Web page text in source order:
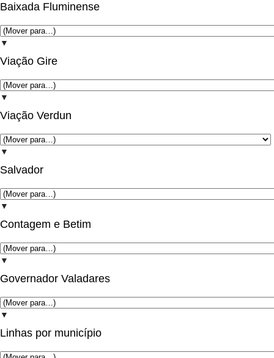
Baixada Fluminense
▼
Viação Gire
▼
Viação Verdun
▼
Salvador
▼
Contagem e Betim
▼
Governador Valadares
▼
Linhas por município